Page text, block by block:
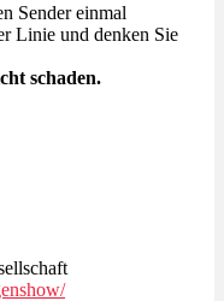
Sender einmal
Linie und denken Sie
schaden.